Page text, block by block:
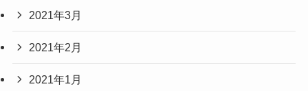
2021年3月
2021年2月
2021年1月